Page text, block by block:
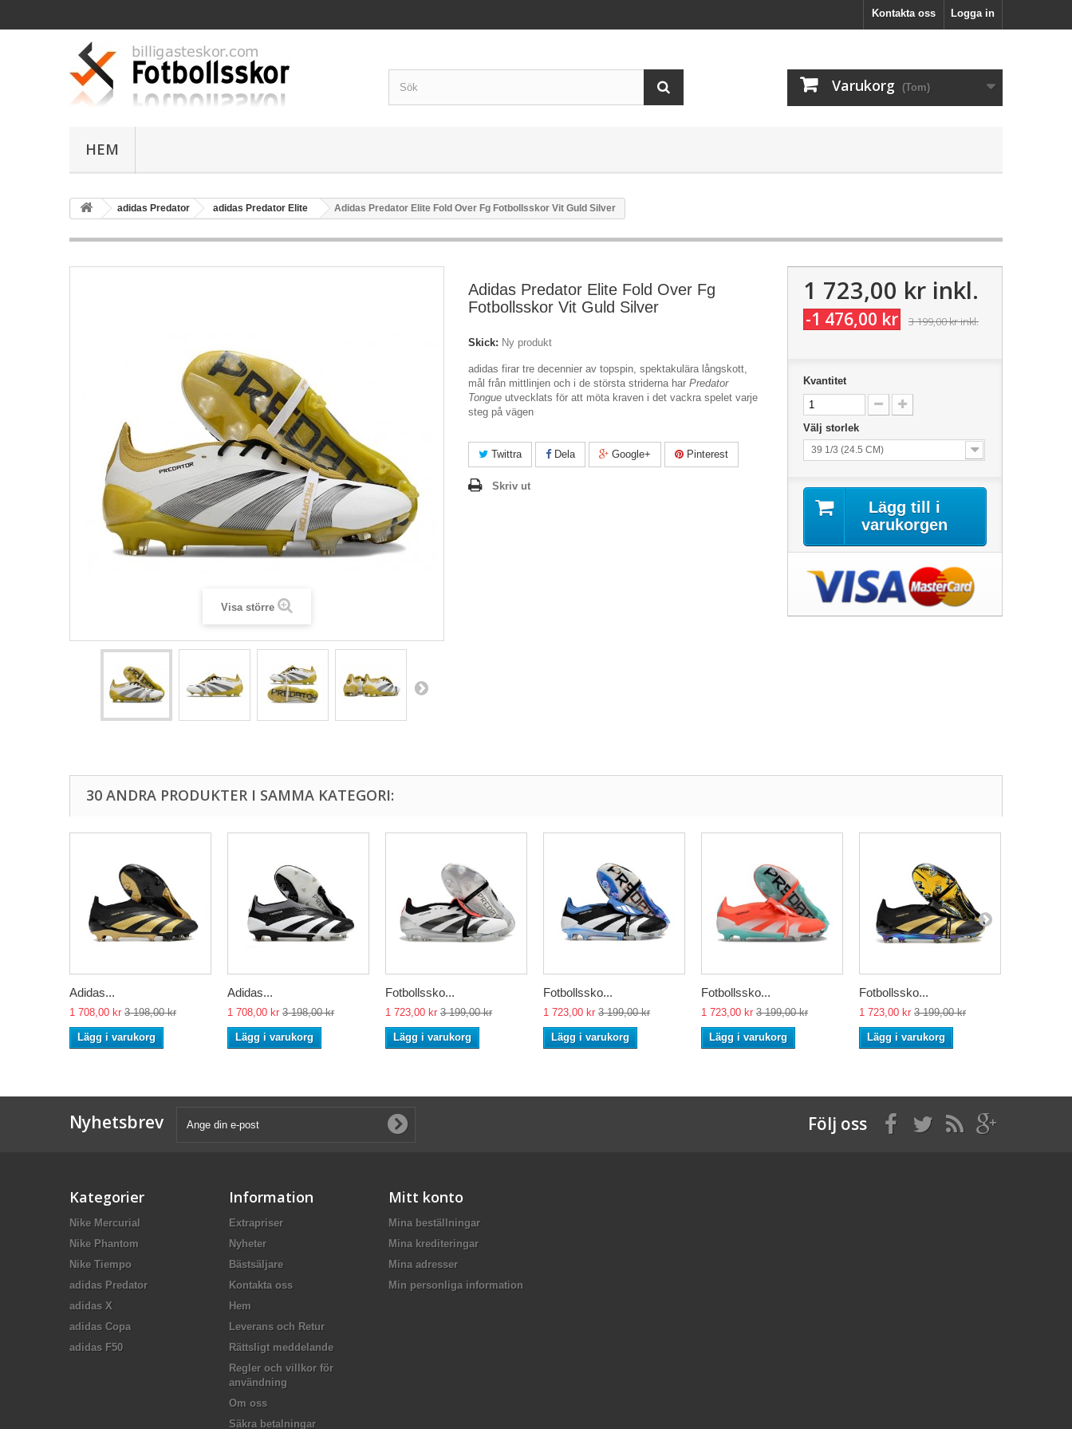
Logga in
Kontakta oss
Varukorg (Tom)
HEM
adidas Predator adidas Predator Elite Adidas Predator Elite Fold Over Fg Fotbollsskor Vit Guld Silver
Visa större
Adidas Predator Elite Fold Over Fg
Fotbollsskor Vit Guld Silver
Skick: Ny produkt
adidas firar tre decennier av topspin, spektakulära långskott,
mål från mittlinjen och i de största striderna har Predator
Tongue utvecklats för att möta kraven i det vackra spelet varje
steg på vägen
Twittra Dela Google+ Pinterest
Skriv ut
1 723,00 krinkl.
-1 476,00 kr 3 199,00 krinkl.
Kvantitet
Välj storlek
39 1/3 (24.5 CM)
Lägg till i
varukorgen
30 ANDRA PRODUKTER I SAMMA KATEGORI:
Adidas...
1 708,00 kr 3 198,00 kr
Lägg i varukorg
Adidas...
1 708,00 kr 3 198,00 kr
Lägg i varukorg
Fotbollssko...
1 723,00 kr 3 199,00 kr
Lägg i varukorg
Fotbollssko...
1 723,00 kr 3 199,00 kr
Lägg i varukorg
Fotbollssko...
1 723,00 kr 3 199,00 kr
Lägg i varukorg
Fotbollssko...
1 723,00 kr 3 199,00 kr
Lägg i varukorg
Nyhetsbrev Följ oss
Kategorier
Nike Mercurial
Nike Phantom
Nike Tiempo
adidas Predator
adidas X
adidas Copa
adidas F50
Information
Extrapriser
Nyheter
Bästsäljare
Kontakta oss
Hem
Leverans och Retur
Rättsligt meddelande
Regler och villkor för
användning
Om oss
Säkra betalningar
Mitt konto
Mina beställningar
Mina krediteringar
Mina adresser
Min personliga information